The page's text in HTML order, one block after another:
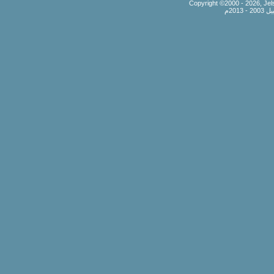
Copyright ©2000 - 2026,